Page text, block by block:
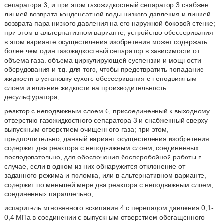
сепаратора 3; и при этом газожидкостный сепаратор 3 снабжен
линией возврата конденсатной воды низкого давления и линией
возврата пара низкого давления на его наружной боковой стенке;
при этом в альтернативном варианте, устройство обессеривания
в этом варианте осуществления изобретения может содержать
более чем один газожидкостный сепаратор в зависимости от
объема газа, объема циркулирующей суспензии и мощности
оборудования и т.д. для того, чтобы предотвратить попадание
жидкости в установку сухого обессеривания с неподвижным
слоем и влияние жидкости на производительность
десульфуратора;
реактор с неподвижным слоем 6, присоединенный к выходному
отверстию газожидкостного сепаратора 3 и снабженный сверху
выпускным отверстием очищенного газа; при этом,
предпочтительно, данный вариант осуществления изобретения
содержит два реактора с неподвижным слоем, соединенных
последовательно, для обеспечения бесперебойной работы в
случае, если в одном из них обнаружится отклонение от
заданного режима и поломка, или в альтернативном варианте,
содержит по меньшей мере два реактора с неподвижным слоем,
соединенных параллельно;
испаритель мгновенного вскипания 4 с перепадом давления 0,1-
0,4 МПа в соединении с выпускным отверстием обогащенного